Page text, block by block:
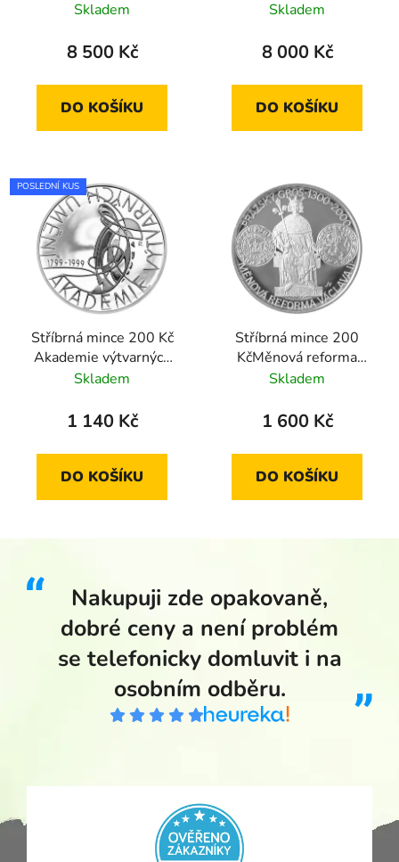
proof
Skladem
8 500 Kč
DO KOŠÍKU
proof
Skladem
8 000 Kč
DO KOŠÍKU
POSLEDNÍ KUS
Stříbrná mince 200 Kč
Akademie výtvarných
umění 1999 standard
Skladem
1 140 Kč
DO KOŠÍKU
Stříbrná mince 200
KčMěnová reforma
Václava II. a zahájení
2000 standard
Skladem
1 600 Kč
DO KOŠÍKU
Nakupuji zde opakovaně,
dobré ceny a není problém
se telefonicky domluvit i na
osobním odběru.